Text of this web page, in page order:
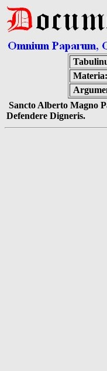
Materia:
Sancto Alberto Magno
Defendere Digneris.